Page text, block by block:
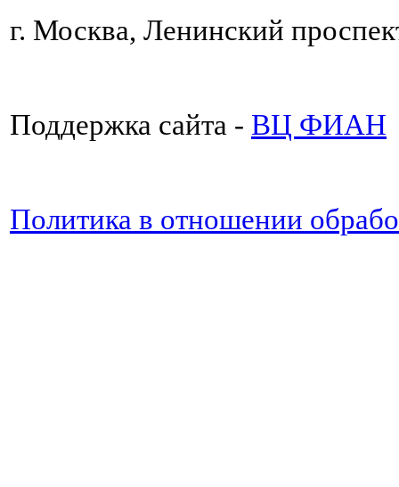
г. Москва, Ленинский
Поддержка сайта - ВЦ ФИАН
Политика в отношении